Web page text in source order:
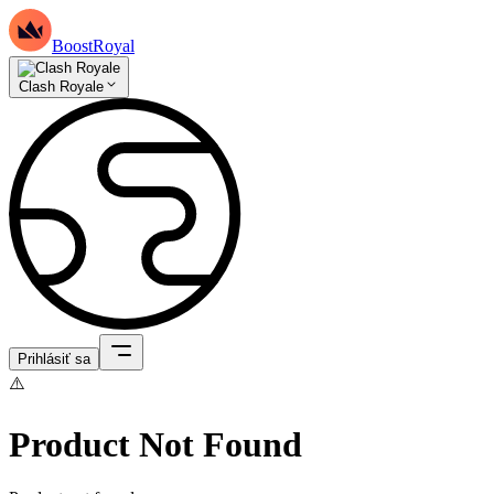
BoostRoyal
Clash Royale
Prihlásiť sa
⚠️
Product Not Found